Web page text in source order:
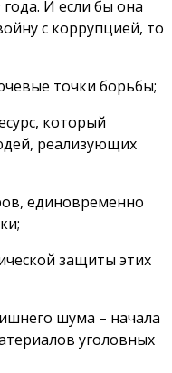
года. И если бы она
с коррупцией, то
точки борьбы;
который
реализующих
единовременно
защиты этих
шума – начала
уголовных